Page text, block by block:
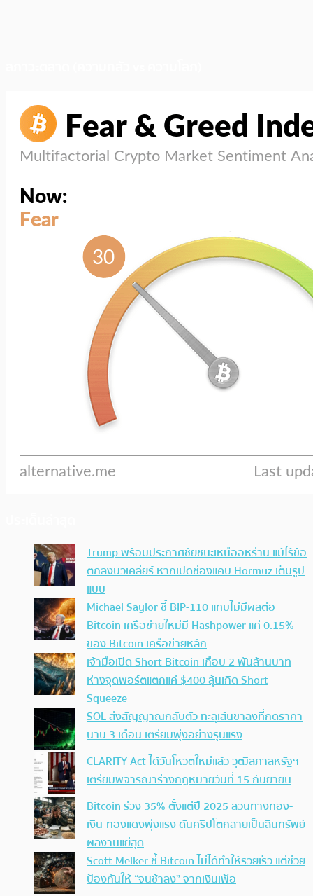
Trump พร้อมประกาศชัยชนะเหนืออิหร่าน แม้ไร้ข้อ
ตกลงนิวเคลียร์ หากเปิดช่องแคบ Hormuz เต็มรูป
แบบ
Michael Saylor ชี้ BIP-110 แทบไม่มีผลต่อ
Bitcoin เครือข่ายใหม่มี Hashpower แค่ 0.15%
ของ Bitcoin เครือข่ายหลัก
เจ้ามือเปิด Short Bitcoin เกือบ 2 พันล้านบาท
ห่างจุดพอร์ตแตกแค่ $400 ลุ้นเกิด Short
Squeeze
SOL ส่งสัญญาณกลับตัว ทะลุเส้นขาลงที่กดราคา
นาน 3 เดือน เตรียมพุ่งอย่างรุนแรง
CLARITY Act ได้วันโหวตใหม่แล้ว วุฒิสภาสหรัฐฯ
เตรียมพิจารณาร่างกฎหมายวันที่ 15 กันยายน
Bitcoin ร่วง 35% ตั้งแต่ปี 2025 สวนทางทอง-
เงิน-ทองแดงพุ่งแรง ดันคริปโตกลายเป็นสินทรัพย์
ผลงานแย่สุด
Scott Melker ชี้ Bitcoin ไม่ได้ทำให้รวยเร็ว แต่ช่วย
ป้องกันให้ “จนช้าลง” จากเงินเฟ้อ